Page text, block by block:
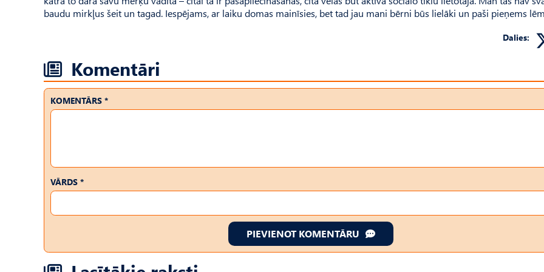
baudu mirkļus šeit un tagad. Iespējams, ar laiku domas mainīsies, bet tad jau mani bērni būs lielāki un paši pieņems
Dalies:
Komentāri
KOMENTĀRS *
VĀRDS *
PIEVIENOT KOMENTĀRU